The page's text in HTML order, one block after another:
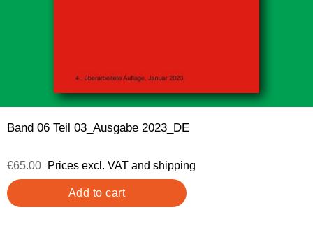
Band 06 Teil 03_Ausgabe 2023_DE
€65.00 Prices excl. VAT and shipping